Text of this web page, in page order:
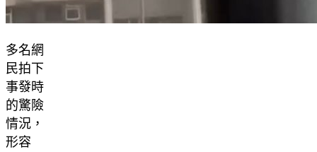
多名網
民拍下
事發時
的驚險
情況，
形容